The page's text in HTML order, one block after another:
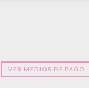
VER MEDIOS DE PAGO